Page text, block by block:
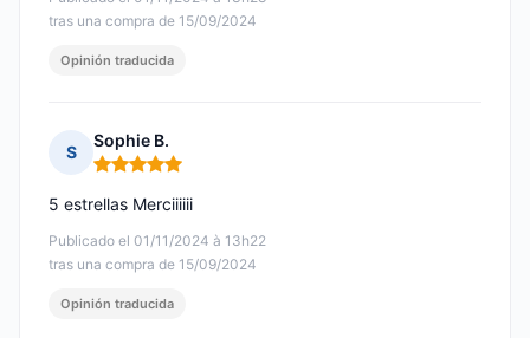
tras una compra de 15/09/2024
Opinión traducida
S
Sophie B.
Nota: 5 de 5
Publicado el 01/11/2024 à 13h22
tras una compra de 15/09/2024
5 estrellas Merciiiiii
Opinión traducida